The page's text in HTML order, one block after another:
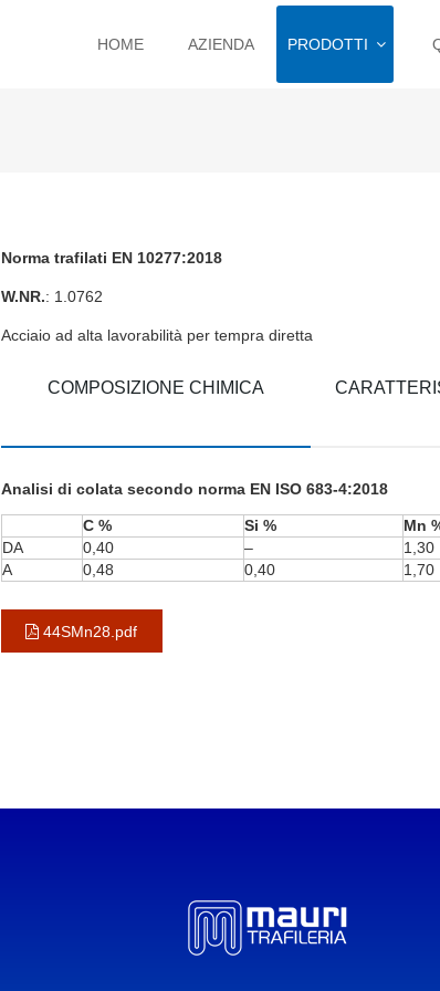
HOME AZIENDA PRODOTTI
Norma trafilati EN 10277:2018
W.NR.: 1.0762
Acciaio ad alta lavorabilità per tempra diretta
COMPOSIZIONE CHIMICA
Analisi di colata secondo norma EN ISO 683-4:2018
C % Si % Mn
DA
0,40 – 1,30
A
0,48 0,40 1,70
44SMn28.pdf